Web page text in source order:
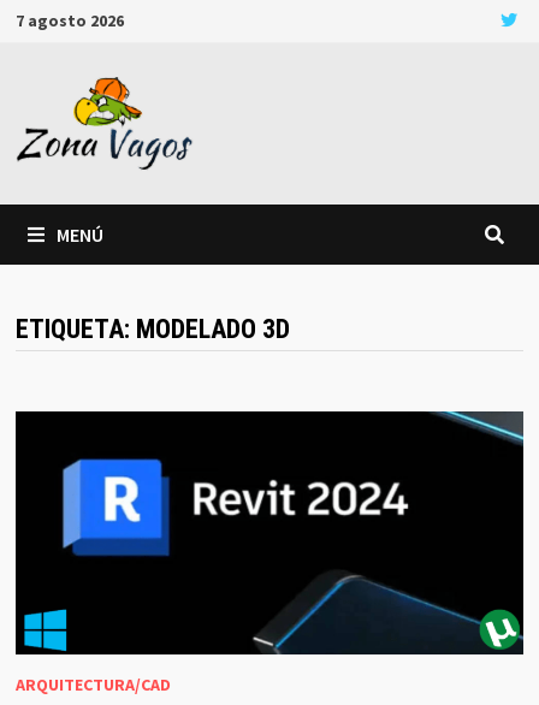
Saltar
7 agosto 2026
MENÚ
ETIQUETA: MODELADO 3D
ARQUITECTURA/CAD